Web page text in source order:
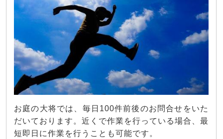
お庭の大将では、毎日100件前後のお問合せをいた
だいております。近くで作業を行っている場合、最
短即日に作業を行うことも可能です。